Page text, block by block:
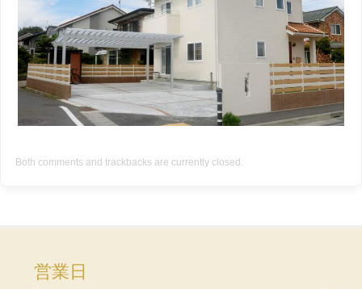
Both comments and trackbacks are currently closed.
営業日